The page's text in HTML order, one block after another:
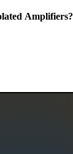
Amplifiers?